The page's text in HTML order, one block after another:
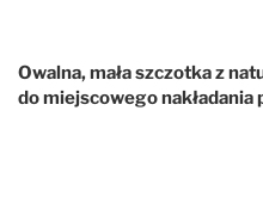
Owalna, mała szczotka z
do miejscowego nakładania